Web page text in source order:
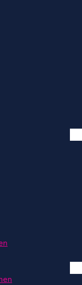
Seite
YouTube-Seite